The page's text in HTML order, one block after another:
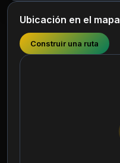
Ubicación en el mapa
Construir una ruta